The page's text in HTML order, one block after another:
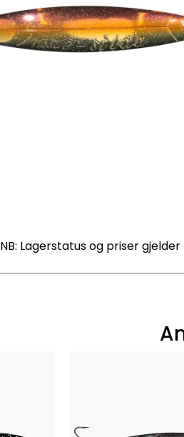
NB: Lagerstatus og priser